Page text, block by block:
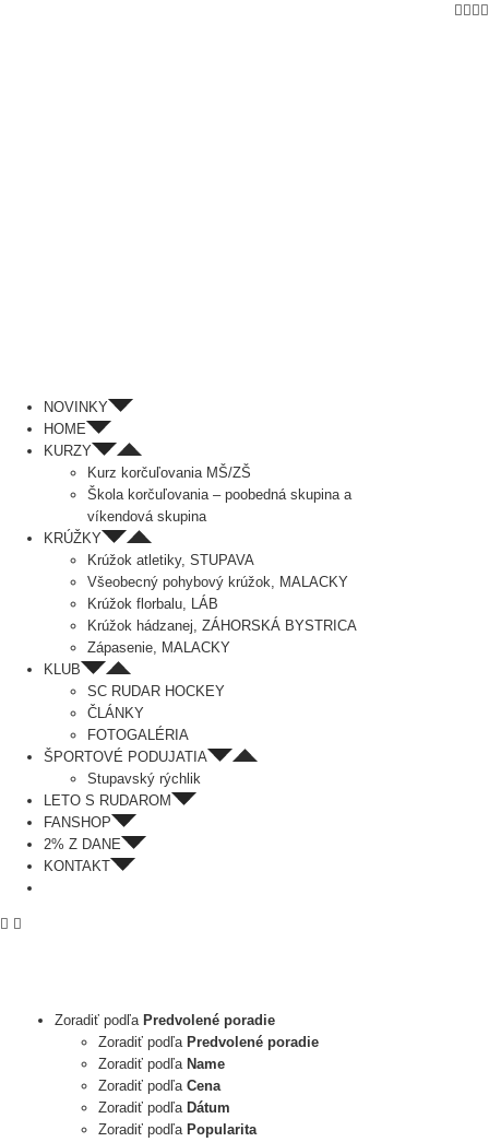
NOVINKY
HOME
KURZY
Kurz korčuľovania MŠ/ZŠ
Škola korčuľovania – poobedná skupina a
víkendová skupina
KRÚŽKY
Krúžok atletiky, STUPAVA
Všeobecný pohybový krúžok, MALACKY
Krúžok florbalu, LÁB
Krúžok hádzanej, ZÁHORSKÁ BYSTRICA
Zápasenie, MALACKY
KLUB
SC RUDAR HOCKEY
ČLÁNKY
FOTOGALÉRIA
ŠPORTOVÉ PODUJATIA
Stupavský rýchlik
LETO S RUDAROM
FANSHOP
2% Z DANE
KONTAKT
Zoradiť podľa Predvolené poradie
Zoradiť podľa Predvolené poradie
Zoradiť podľa Name
Zoradiť podľa Cena
Zoradiť podľa Dátum
Zoradiť podľa Popularita